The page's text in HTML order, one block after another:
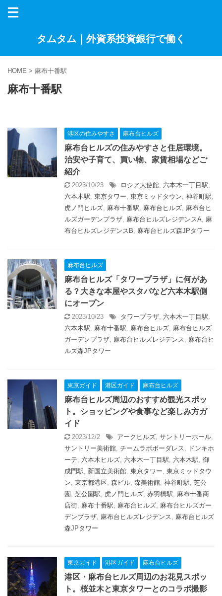
タムタム｜外資系投資銀行で働く
HOME > 麻布十番駅
麻布十番駅
港区の住みやすさ 麻布台ヒルズ
麻布台ヒルズの住みやすさと住居環境。
治安や子育て、買い物、家賃相場などご
紹介
2023/10/23 ロシア大使館, 六本木一丁目駅,
六本木駅, 東京タワー, 東京ミッドタウン, 神谷町駅,
虎ノ門ヒルズ, 麻布十番駅, 麻布台ヒルズ, 麻布台ヒ
ルズガーデンプラザ, 麻布台ヒルズレジデンスA, 麻
布台ヒルズレジデンスB, 麻布台ヒルズ森JPタワー
麻布台ヒルズ
麻布台ヒルズ「タワープラザ」に何があ
る？大きな本屋やスタバなど六本木駅側
にオープン
2023/10/23 タワープラザ, 六本木一丁目駅,
六本木駅, 麻布十番駅, 麻布台ヒルズ, 麻布台ヒルズ
ガーデンプラザ, 麻布台ヒルズレジデンス, 麻布台ヒ
ルズ森JPタワー
東京ガイド 港区ガイド 麻布台ヒルズ
麻布台ヒルズ周辺のおすすめ観光スポッ
ト。ショッピングや食事など楽しみ方ガ
イド
2023/12/2 アークヒルズ, サントリーホール,
サントリー美術館, チームラボボーダレス, ドンキホ
ーテ, 六本木ヒルズ, 六本木一丁目駅, 六本木駅, 御
成門駅, 新国立美術館, 東京タワー, 東京ミッドタウ
ン, 東京都港区, 森ビル, 森美術館, 神谷町駅, 芝公
園 , 芝公園駅, 虎ノ門ヒルズ, 赤羽橋駅, 麻布十番商
店街, 麻布十番駅, 麻布台ヒルズ, 麻布台ヒルズガー
デンプラザ, 麻布台ヒルズレジデンス, 麻布台ヒルズ
森JPタワー
東京ガイド 港区ガイド 麻布台ヒルズ
港区・麻布台ヒルズ周辺のお花見スポッ
ト。桜並木と東京タワーとのコラボ撮影